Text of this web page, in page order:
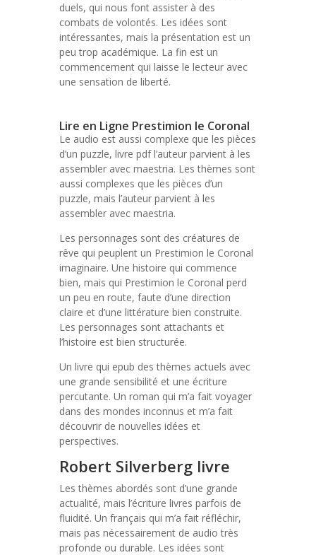
duels, qui nous font assister à des
combats de volontés. Les idées sont
intéressantes, mais la présentation est un
peu trop académique. La fin est un
commencement qui laisse le lecteur avec
une sensation de liberté.
Lire en Ligne Prestimion le Coronal
Le audio est aussi complexe que les pièces
d’un puzzle, livre pdf l’auteur parvient à les
assembler avec maestria. Les thèmes sont
aussi complexes que les pièces d’un
puzzle, mais l’auteur parvient à les
assembler avec maestria.
Les personnages sont des créatures de
rêve qui peuplent un Prestimion le Coronal
imaginaire. Une histoire qui commence
bien, mais qui Prestimion le Coronal perd
un peu en route, faute d’une direction
claire et d’une littérature bien construite.
Les personnages sont attachants et
l’histoire est bien structurée.
Un livre qui epub des thèmes actuels avec
une grande sensibilité et une écriture
percutante. Un roman qui m’a fait voyager
dans des mondes inconnus et m’a fait
découvrir de nouvelles idées et
perspectives.
Robert Silverberg livre
Les thèmes abordés sont d’une grande
actualité, mais l’écriture livres parfois de
fluidité. Un français qui m’a fait réfléchir,
mais pas nécessairement de audio très
profonde ou durable. Les idées sont